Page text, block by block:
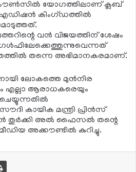
കൗണ്‍സില്‍ യോഗത്തിലാണ് ക്ലബ്
എഡിഷന്‍ കിംഗ്ഡത്തില്‍
വന്‍ വിജയത്തിന് ശേഷം
തന്നെ അഭിമാനകരമാണ്.
ലോകത്തെ മുന്‍നിര
എല്ലാ ആരാധകരെയും
കായിക മന്ത്രി പ്രിന്‍സ്
അല്‍ ഫൈസല്‍ തന്റെ
അക്കൗണ്ടില്‍ കുറിച്ചു.